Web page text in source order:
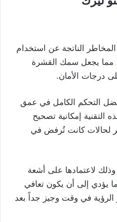
الناتجة عن استخدام
مما يجعل سمك القشرة
درجات الأمان.
التحكم الكامل في عمق
التقنية إمكانية تصحيح
لحالات كانت تُرفض في
وذلك لاعتمادها على أشعة
يؤدي إلى أن يكون تعافي
الرؤية في وقت وجيز جداً بعد